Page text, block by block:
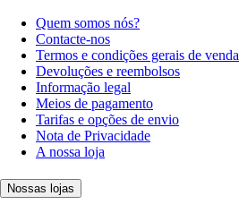
Quem somos nós?
Contacte-nos
Termos e condições gerais de venda
Devoluções e reembolsos
Informação legal
Meios de pagamento
Tarifas e opções de envio
Nota de Privacidade
A nossa loja
Nossas lojas